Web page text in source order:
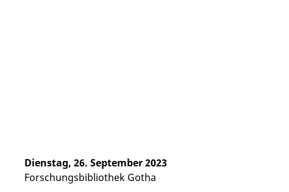
Dienstag, 26. September 2023
Forschungsbibliothek Gotha